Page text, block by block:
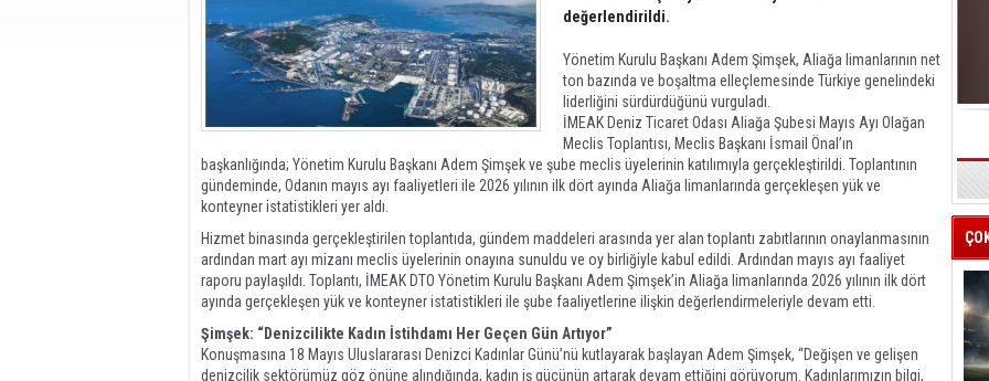
değerlendirildi.
Yönetim Kurulu Başkanı Adem Şimşek, Aliağa limanlarının net
ton bazında ve boşaltma elleçlemesinde Türkiye genelindeki
liderliğini sürdürdüğünü vurguladı.
İMEAK Deniz Ticaret Odası Aliağa Şubesi Mayıs Ayı Olağan
Meclis Toplantısı, Meclis Başkanı İsmail Önal’ın
başkanlığında; Yönetim Kurulu Başkanı Adem Şimşek ve şube meclis üyelerinin katılımıyla gerçekleştirildi. Toplantının
gündeminde, Odanın mayıs ayı faaliyetleri ile 2026 yılının ilk dört ayında Aliağa limanlarında gerçekleşen yük ve
konteyner istatistikleri yer aldı.
Hizmet binasında gerçekleştirilen toplantıda, gündem maddeleri arasında yer alan toplantı zabıtlarının onaylanmasının
ardından mart ayı mizanı meclis üyelerinin onayına sunuldu ve oy birliğiyle kabul edildi. Ardından mayıs ayı faaliyet
raporu paylaşıldı. Toplantı, İMEAK DTO Yönetim Kurulu Başkanı Adem Şimşek’in Aliağa limanlarında 2026 yılının ilk dört
ayında gerçekleşen yük ve konteyner istatistikleri ile şube faaliyetlerine ilişkin değerlendirmeleriyle devam etti.
Şimşek: “Denizcilikte Kadın İstihdamı Her Geçen Gün Artıyor”
Konuşmasına 18 Mayıs Uluslararası Denizci Kadınlar Günü’nü kutlayarak başlayan Adem Şimşek, “Değişen ve gelişen
denizcilik sektörümüz göz önüne alındığında, kadın iş gücünün artarak devam ettiğini görüyorum. Kadınlarımızın bilgi,